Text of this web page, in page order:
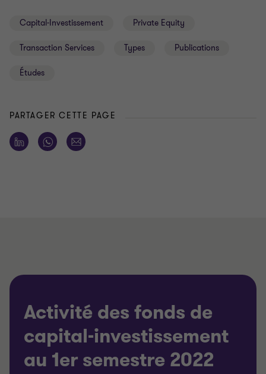
Capital-Investissement Private Equity
Transaction Services Types Publications
Études
PARTAGER CETTE PAGE
Activité des fonds de
capital-investissement
au 1er semestre 2022